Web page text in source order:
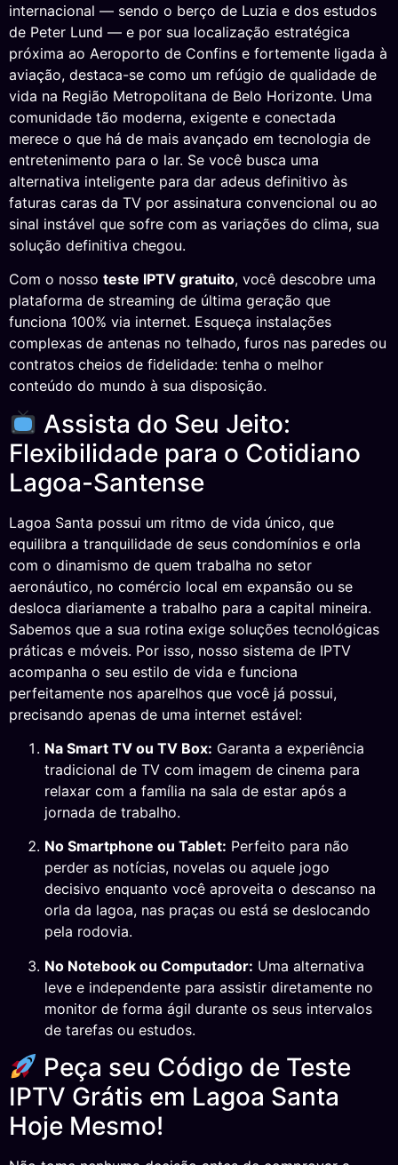
internacional — sendo o berço de Luzia e dos estudos
de Peter Lund — e por sua localização estratégica
próxima ao Aeroporto de Confins e fortemente ligada à
aviação, destaca-se como um refúgio de qualidade de
vida na Região Metropolitana de Belo Horizonte. Uma
comunidade tão moderna, exigente e conectada
merece o que há de mais avançado em tecnologia de
entretenimento para o lar. Se você busca uma
alternativa inteligente para dar adeus definitivo às
faturas caras da TV por assinatura convencional ou ao
sinal instável que sofre com as variações do clima, sua
solução definitiva chegou.
Com o nosso teste IPTV gratuito, você descobre uma
plataforma de streaming de última geração que
funciona 100% via internet. Esqueça instalações
complexas de antenas no telhado, furos nas paredes ou
contratos cheios de fidelidade: tenha o melhor
conteúdo do mundo à sua disposição.
Assista do Seu Jeito:
Flexibilidade para o Cotidiano
Lagoa-Santense
Lagoa Santa possui um ritmo de vida único, que
equilibra a tranquilidade de seus condomínios e orla
com o dinamismo de quem trabalha no setor
aeronáutico, no comércio local em expansão ou se
desloca diariamente a trabalho para a capital mineira.
Sabemos que a sua rotina exige soluções tecnológicas
práticas e móveis. Por isso, nosso sistema de IPTV
acompanha o seu estilo de vida e funciona
perfeitamente nos aparelhos que você já possui,
precisando apenas de uma internet estável:
Na Smart TV ou TV Box: Garanta a experiência
tradicional de TV com imagem de cinema para
relaxar com a família na sala de estar após a
jornada de trabalho.
No Smartphone ou Tablet: Perfeito para não
perder as notícias, novelas ou aquele jogo
decisivo enquanto você aproveita o descanso na
orla da lagoa, nas praças ou está se deslocando
pela rodovia.
No Notebook ou Computador: Uma alternativa
leve e independente para assistir diretamente no
monitor de forma ágil durante os seus intervalos
de tarefas ou estudos.
Peça seu Código de Teste
IPTV Grátis em Lagoa Santa
Hoje Mesmo!